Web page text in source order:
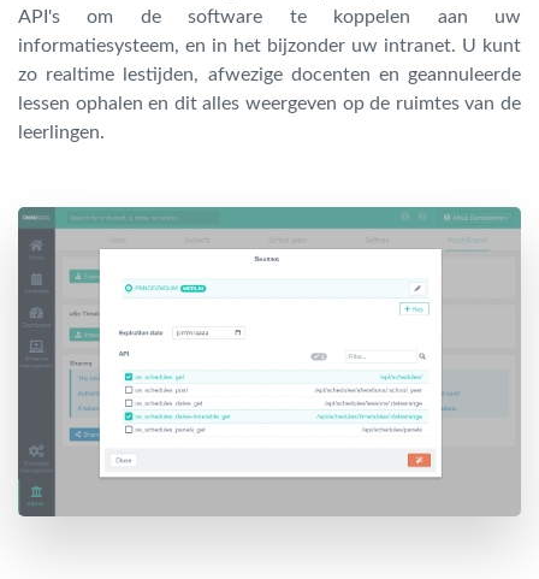
API's om de software te koppelen aan uw
informatiesysteem, en in het bijzonder uw intranet. U kunt
zo realtime lestijden, afwezige docenten en geannuleerde
lessen ophalen en dit alles weergeven op de ruimtes van de
leerlingen.